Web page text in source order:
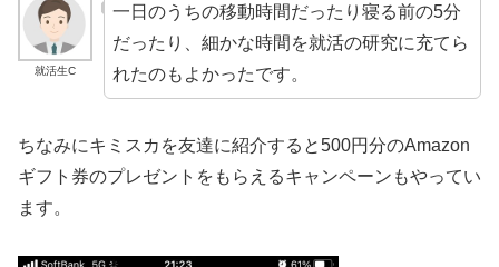
就活生C
一日のうちの移動時間だったり寝る前の5分
だったり、細かな時間を就活の研究に充てら
れたのもよかったです。
ちなみにキミスカを友達に紹介すると500円分のAmazon
ギフト券のプレゼントをもらえるキャンペーンもやってい
ます。